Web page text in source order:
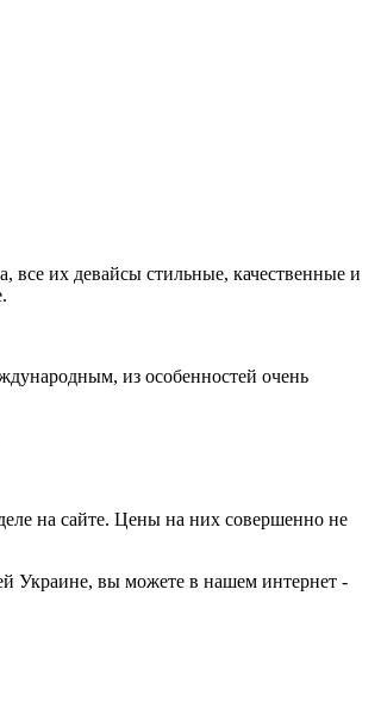
их девайсы стильные, качественные и
из особенностей очень
на сайте. Цены на них совершенно не
Украине, вы можете в нашем интернет -